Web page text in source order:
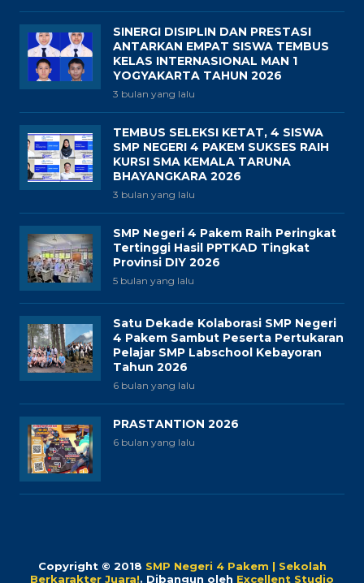
SINERGI DISIPLIN DAN PRESTASI
ANTARKAN EMPAT SISWA TEMBUS
KELAS INTERNASIONAL MAN 1
YOGYAKARTA TAHUN 2026
3 bulan yang lalu
TEMBUS SELEKSI KETAT, 4 SISWA
SMP NEGERI 4 PAKEM SUKSES RAIH
KURSI SMA KEMALA TARUNA
BHAYANGKARA 2026
3 bulan yang lalu
SMP Negeri 4 Pakem Raih Peringkat
Tertinggi Hasil PPTKAD Tingkat
Provinsi DIY 2026
5 bulan yang lalu
Satu Dekade Kolaborasi SMP Negeri
4 Pakem Sambut Peserta Pertukaran
Pelajar SMP Labschool Kebayoran
Tahun 2026
6 bulan yang lalu
PRASTANTION 2026
6 bulan yang lalu
Copyright © 2018 SMP Negeri 4 Pakem | Sekolah
Berkarakter Juara!. Dibangun oleh Excellent Studio